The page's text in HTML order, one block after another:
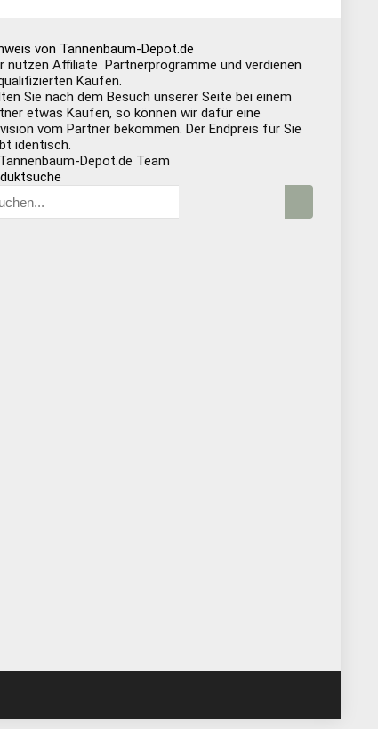
von Tannenbaum-Depot.de
nutzen Affiliate Partnerprogramme und verdienen
Käufen.
Sie nach dem Besuch unserer Seite bei einem
etwas Kaufen, so können wir dafür eine
vom Partner bekommen. Der Endpreis für Sie
identisch.
Depot.de Team